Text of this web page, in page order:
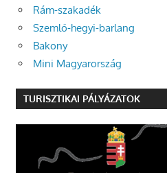
Rám-szakadék
Szemlő-hegyi-barlang
Bakony
Mini Magyarország
TURISZTIKAI PÁLYÁZATOK